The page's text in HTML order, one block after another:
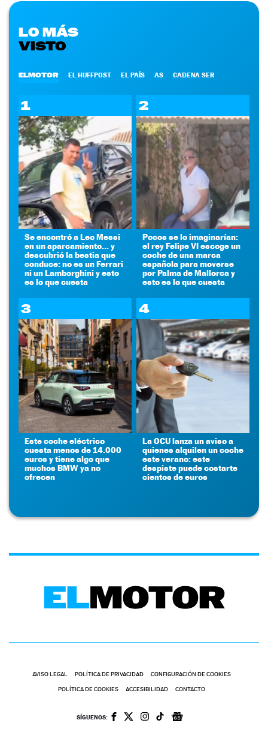
LO MÁS
VISTO
ELMOTOR EL HUFFPOST EL PAÍS AS CADENA SER
1
Se encontró a Leo Messi
en un aparcamiento... y
descubrió la bestia que
conduce: no es un Ferrari
ni un Lamborghini y esto
es lo que cuesta
2
Pocos se lo imaginarían:
el rey Felipe VI escoge un
coche de una marca
española para moverse
por Palma de Mallorca y
esto es lo que cuesta
3
Este coche eléctrico
cuesta menos de 14.000
euros y tiene algo que
muchos BMW ya no
ofrecen
4
La OCU lanza un aviso a
quienes alquilen un coche
este verano: este
despiste puede costarte
cientos de euros
AVISO LEGAL POLÍTICA DE PRIVACIDAD CONFIGURACIÓN DE COOKIES
POLÍTICA DE COOKIES ACCESIBILIDAD CONTACTO
SÍGUENOS: